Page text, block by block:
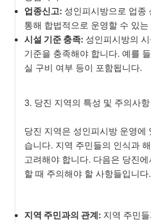
업종신고: 성인피시방으로 업종
통해 합법적으로 운영할 수 있
시설 기준 충족: 성인피시방의
기준을 충족해야 합니다. 예를
실 구비 여부 등이 포함됩니다.
3. 당진 지역의 특성 및 주의사항
당진 지역은 성인피시방 운영에
습니다. 지역 주민들의 인식과
고려해야 합니다. 다음은 당진
할 때 주의해야 할 사항들입니다.
지역 주민과의 관계: 지역 주민